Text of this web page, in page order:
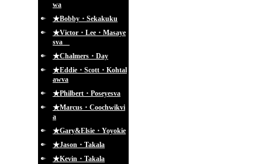
wa
★Bobby・Sekakuku
★Victor・Lee・Masaye
sva
★Chalmers・Day
★Eddie・Scott・Kohtal
awva
★Philbert・Poseyesva
★Marcus・Coochwikvi
a
★Gary&Elsie・Yoyokie
★Jason・Takala
★Kevin・Takala